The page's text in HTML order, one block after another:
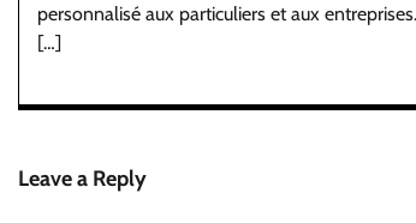
personnalisé aux particuliers et aux
[…]
Leave a Reply